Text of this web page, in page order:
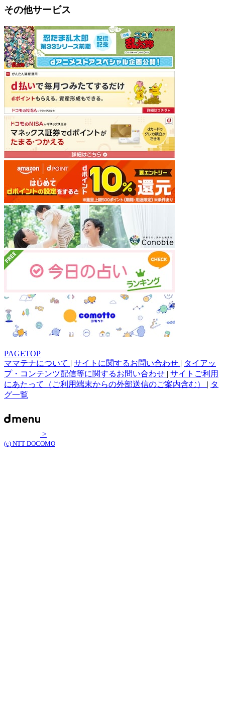
その他サービス
PAGETOP
ママテナについて | サイトに関するお問い合わせ | タイアッ
プ・コンテンツ配信等に関するお問い合わせ | サイトご利用
にあたって（ご利用端末からの外部送信のご案内含む） | タ
グ一覧
>
(c) NTT DOCOMO